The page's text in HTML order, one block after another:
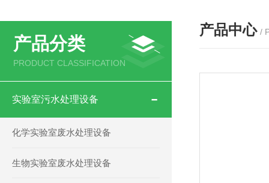
产品分类
PRODUCT CLASSIFICATION
实验室污水处理设备
化学实验室废水处理设备
生物实验室废水处理设备
产品中心 /